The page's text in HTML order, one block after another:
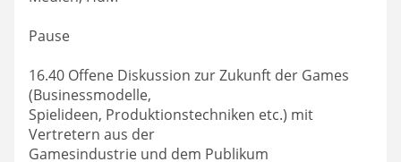
Pause
16.40 Offene Diskussion zur Zukunft der Games
(Businessmodelle,
Spielideen, Produktionstechniken etc.) mit
Vertretern aus der
Gamesindustrie und dem Publikum